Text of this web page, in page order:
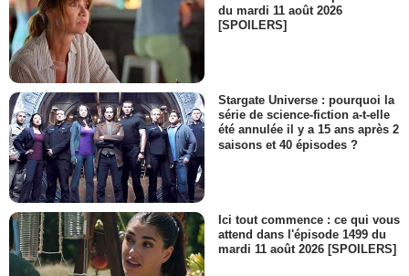
du mardi 11 août 2026
[SPOILERS]
Stargate Universe : pourquoi la
série de science-fiction a-t-elle
été annulée il y a 15 ans après 2
saisons et 40 épisodes ?
Ici tout commence : ce qui vous
attend dans l'épisode 1499 du
mardi 11 août 2026 [SPOILERS]